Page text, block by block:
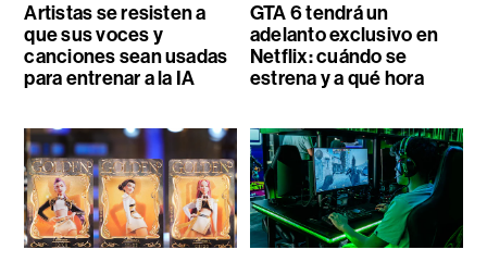
Artistas se resisten a
que sus voces y
canciones sean usadas
para entrenar a la IA
GTA 6 tendrá un
adelanto exclusivo en
Netflix: cuándo se
estrena y a qué hora